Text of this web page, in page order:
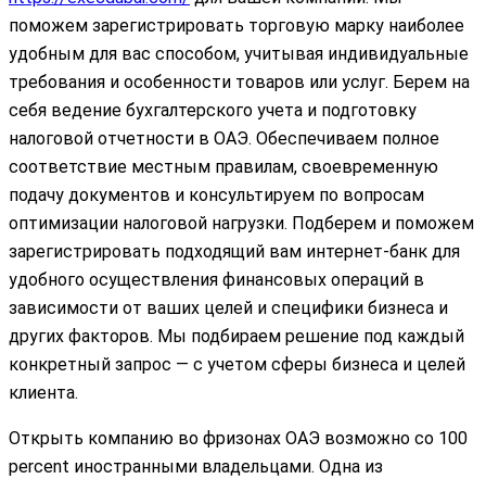
поможем зарегистрировать торговую марку наиболее
удобным для вас способом, учитывая индивидуальные
требования и особенности товаров или услуг. Берем на
себя ведение бухгалтерского учета и подготовку
налоговой отчетности в ОАЭ. Обеспечиваем полное
соответствие местным правилам, своевременную
подачу документов и консультируем по вопросам
оптимизации налоговой нагрузки. Подберем и поможем
зарегистрировать подходящий вам интернет-банк для
удобного осуществления финансовых операций в
зависимости от ваших целей и специфики бизнеса и
других факторов. Мы подбираем решение под каждый
конкретный запрос — с учетом сферы бизнеса и целей
клиента.
Открыть компанию во фризонах ОАЭ возможно со 100
percent иностранными владельцами. Одна из